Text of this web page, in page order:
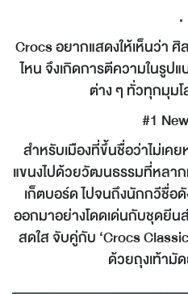
.
Crocs อยากแสดงให้เห็นว่า
ไหน จึงเกิดการตีความในรูป
ต่าง ๆ ทั่วทุกมุม
#1
สำหรับเมืองที่ขึ้นชื่อว่าไม่เค
แขนงไปด้วยวัฒนธรรมที่หลา
เก็ตบอร์ด ไปจนถึงนักกวีชื่อ
ออกมาอย่างโดดเด่นกับชุดยีน
สดใส จับคู่กับ ‘Crocs
ด้วยถุงเท้ามั